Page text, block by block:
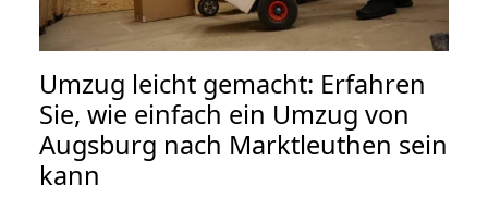
Umzug leicht gemacht: Erfahren
Sie, wie einfach ein Umzug von
Augsburg nach Marktleuthen sein
kann